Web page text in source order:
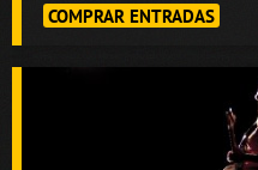
COMPRAR ENTRADAS